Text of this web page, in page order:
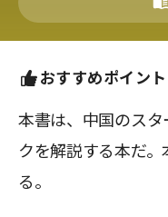
おすすめポイント
本書は、中国のス
クを解説する本だ
る。